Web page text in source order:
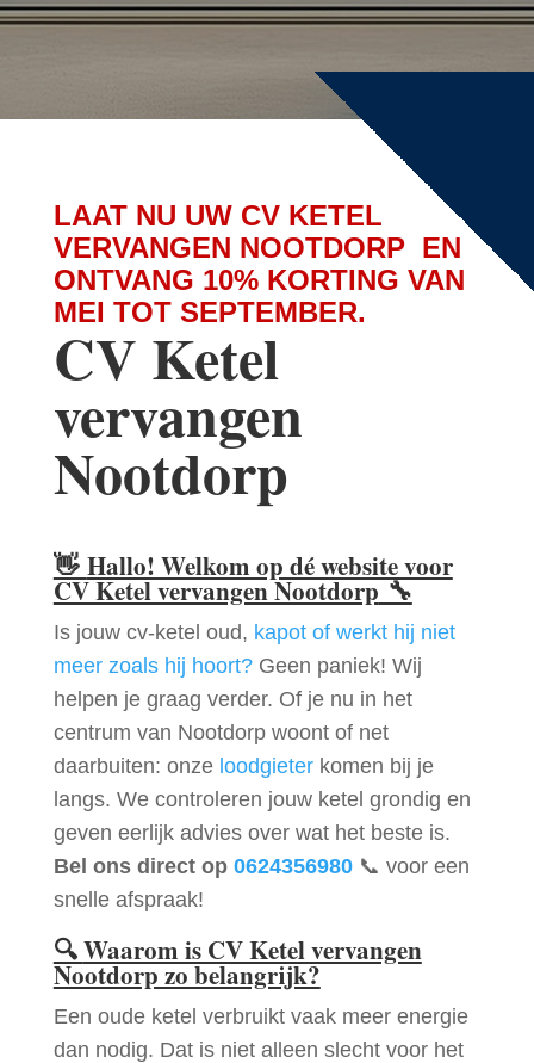
LAAT NU UW CV KETEL
VERVANGEN NOOTDORP EN
ONTVANG 10% KORTING VAN
MEI TOT SEPTEMBER.
CV Ketel
vervangen
Nootdorp
👋 Hallo! Welkom op dé website voor
CV Ketel vervangen Nootdorp🔧
Is jouw cv-ketel oud, kapot of werkt hij niet
meer zoals hij hoort?Geen paniek! Wij
helpen je graag verder. Of je nu in het
centrum van Nootdorp woont of net
daarbuiten: onze loodgieterkomen bij je
langs. We controleren jouw ketel grondig en
geven eerlijk advies over wat het beste is.
Bel ons direct op 0624356980📞 voor een
snelle afspraak!
🔍Waarom is CV Ketel vervangen
Nootdorp zo belangrijk?
Een oude ketel verbruikt vaak meer energie
dan nodig. Dat is niet alleen slecht voor het